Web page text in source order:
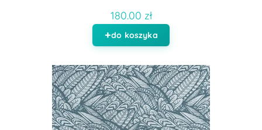
180.00 zł
do koszyka